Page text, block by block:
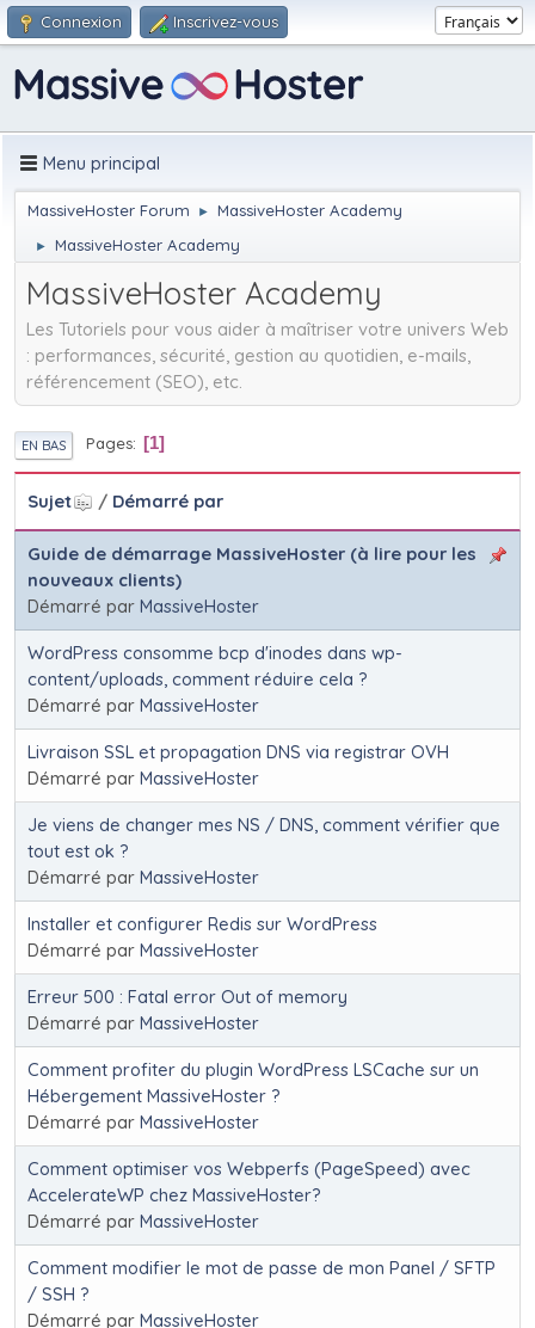
Connexion Inscrivez-vous
Menu principal
MassiveHoster Forum ► MassiveHoster Academy
► MassiveHoster Academy
MassiveHoster Academy
Les Tutoriels pour vous aider à maîtriser votre univers Web
: performances, sécurité, gestion au quotidien, e-mails,
référencement (SEO), etc.
EN BAS Pages 1
Sujet / Démarré par
Guide de démarrage MassiveHoster (à lire pour les
nouveaux clients)
Démarré par MassiveHoster
WordPress consomme bcp d'inodes dans wp-
content/uploads, comment réduire cela ?
Démarré par MassiveHoster
Livraison SSL et propagation DNS via registrar OVH
Démarré par MassiveHoster
Je viens de changer mes NS / DNS, comment vérifier que
tout est ok ?
Démarré par MassiveHoster
Installer et configurer Redis sur WordPress
Démarré par MassiveHoster
Erreur 500 : Fatal error Out of memory
Démarré par MassiveHoster
Comment profiter du plugin WordPress LSCache sur un
Hébergement MassiveHoster ?
Démarré par MassiveHoster
Comment optimiser vos Webperfs (PageSpeed) avec
AccelerateWP chez MassiveHoster?
Démarré par MassiveHoster
Comment modifier le mot de passe de mon Panel / SFTP
/ SSH ?
Démarré par MassiveHoster